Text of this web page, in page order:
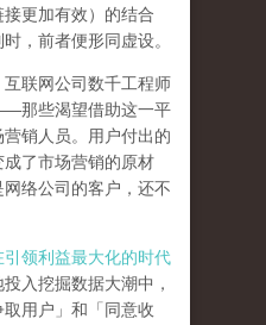
更加有效）的结合
，前者便形同虚设。
联网公司数千工程师
那些渴望借助这一平
销人员。用户付出的
了市场营销的原材
络公司的客户，还不
领利益最大化的时代
入挖掘数据大潮中，
用户」和「同意收